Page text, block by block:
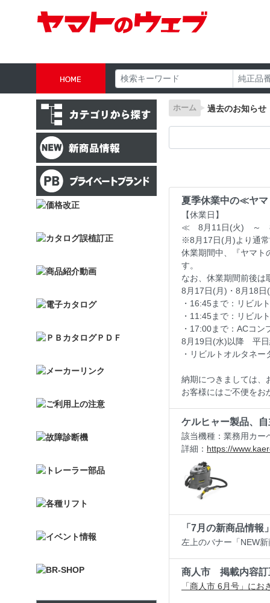
ホーム 過去のお知らせ
夏季休業中の≪ヤ
【休業日】
≪ 8月11日(火) ～
※8月17日(月)より通
休業期間中、『ヤマト
す。
なお、休業期間前後は
8月17日(月)・8月18日
・16:45まで：リビル
・11:45まで：リビル
・17:00まで：ACコン
8月19日(水)以降 平
・リビルトオルタネ
納期につきましては、
お客様にはご不便をお
ケルヒャー製品、
該当機種：業務用カー
詳細： https://
「7月の新商品情
左上のバナー「NEW
商人市 掲載内容訂
「商人市 6月号」に